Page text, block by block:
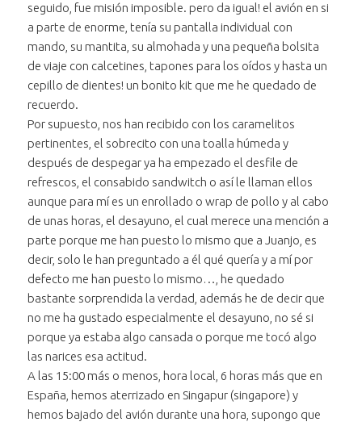
seguido, fue misión imposible. pero da igual! el avión en si
a parte de enorme, tenía su pantalla individual con
mando, su mantita, su almohada y una pequeña bolsita
de viaje con calcetines, tapones para los oídos y hasta un
cepillo de dientes! un bonito kit que me he quedado de
recuerdo.
Por supuesto, nos han recibido con los caramelitos
pertinentes, el sobrecito con una toalla húmeda y
después de despegar ya ha empezado el desfile de
refrescos, el consabido sandwitch o así le llaman ellos
aunque para mí es un enrollado o wrap de pollo y al cabo
de unas horas, el desayuno, el cual merece una mención a
parte porque me han puesto lo mismo que a Juanjo, es
decir, solo le han preguntado a él qué quería y a mí por
defecto me han puesto lo mismo…, he quedado
bastante sorprendida la verdad, además he de decir que
no me ha gustado especialmente el desayuno, no sé si
porque ya estaba algo cansada o porque me tocó algo
las narices esa actitud.
A las 15:00 más o menos, hora local, 6 horas más que en
España, hemos aterrizado en Singapur (singapore) y
hemos bajado del avión durante una hora, supongo que